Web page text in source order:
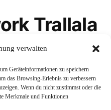
verwalten
Geräteinformationen zu speichern
das Browsing-Erlebnis zu verbessern
Wenn du nicht zustimmst oder die
Merkmale und Funktionen
Trallala